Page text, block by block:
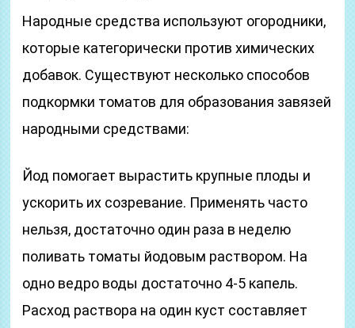
Народные средства используют огородники,
которые категорически против химических
добавок. Существуют несколько способов
подкормки томатов для образования завязей
народными средствами:
Йод помогает вырастить крупные плоды и
ускорить их созревание. Применять часто
нельзя, достаточно один раза в неделю
поливать томаты йодовым раствором. На
одно ведро воды достаточно 4-5 капель.
Расход раствора на один куст составляет